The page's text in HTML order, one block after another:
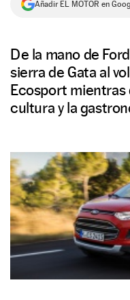
SÍGUENOS
Añadir EL MOTOR en
De la mano de
sierra de Gata al
Ecosport mientras
cultura y la